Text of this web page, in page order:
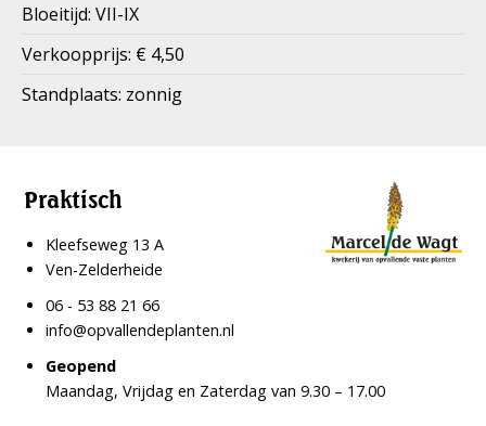
Bloeitijd: VII-IX
Verkoopprijs: € 4,50
Standplaats: zonnig
Praktisch
Kleefseweg 13 A
Ven-Zelderheide
06 - 53 88 21 66
info@opvallendeplanten.nl
Geopend
Maandag, Vrijdag en Zaterdag van 9.30 – 17.00